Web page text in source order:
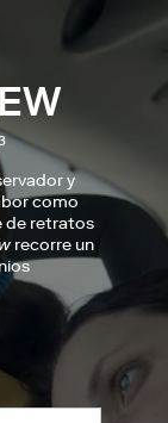
y
como
de retratos
recorre un